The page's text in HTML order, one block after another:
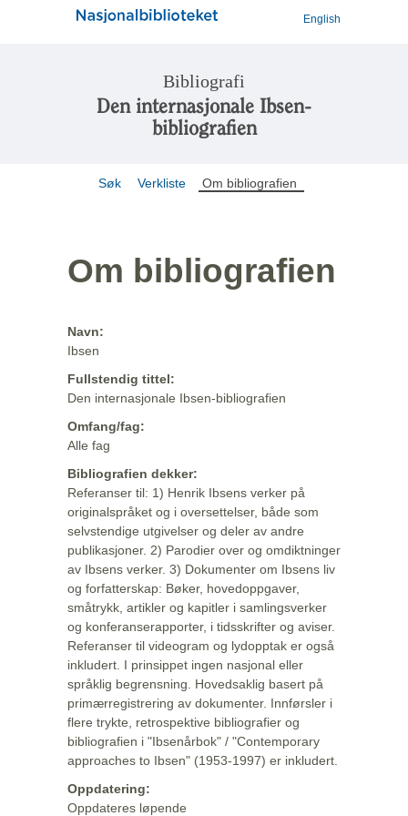
English
Bibliografi
Den internasjonale Ibsen-
bibliografien
Søk Verkliste Om bibliografien
Om bibliografien
Navn:
Ibsen
Fullstendig tittel:
Den internasjonale Ibsen-bibliografien
Omfang/fag:
Alle fag
Bibliografien dekker:
Referanser til: 1) Henrik Ibsens verker på
originalspråket og i oversettelser, både som
selvstendige utgivelser og deler av andre
publikasjoner. 2) Parodier over og omdiktninger
av Ibsens verker. 3) Dokumenter om Ibsens liv
og forfatterskap: Bøker, hovedoppgaver,
småtrykk, artikler og kapitler i samlingsverker
og konferanserapporter, i tidsskrifter og aviser.
Referanser til videogram og lydopptak er også
inkludert. I prinsippet ingen nasjonal eller
språklig begrensning. Hovedsaklig basert på
primærregistrering av dokumenter. Innførsler i
flere trykte, retrospektive bibliografier og
bibliografien i "Ibsenårbok" / "Contemporary
approaches to Ibsen" (1953-1997) er inkludert.
Oppdatering:
Oppdateres løpende